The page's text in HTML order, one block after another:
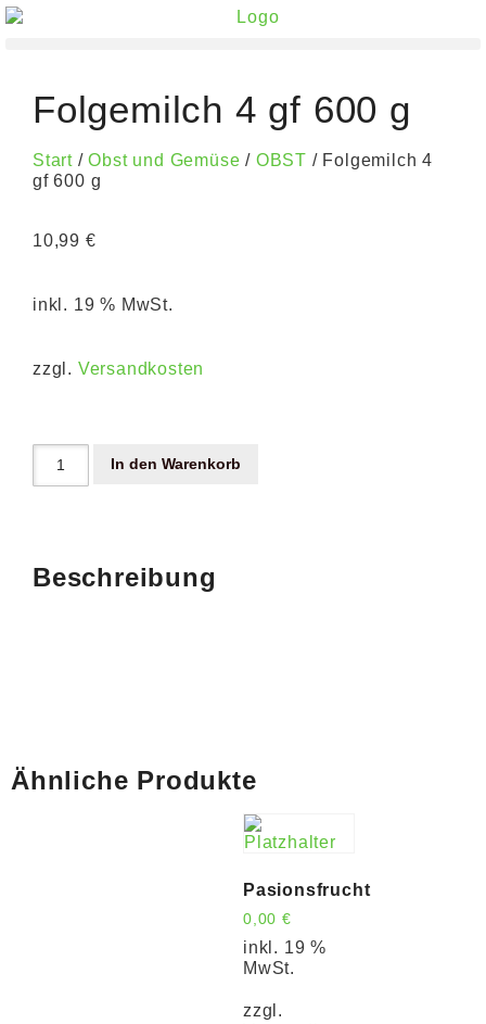
Folgemilch 4 gf 600 g
Start /Obst und Gemüse / OBST / Folgemilch 4
gf 600 g
10,99 €
inkl. 19 % MwSt.
zzgl. Versandkosten
In den Warenkorb
Beschreibung
Ähnliche Produkte
Pasionsfrucht
0,00 €
inkl. 19 %
MwSt.
zzgl.